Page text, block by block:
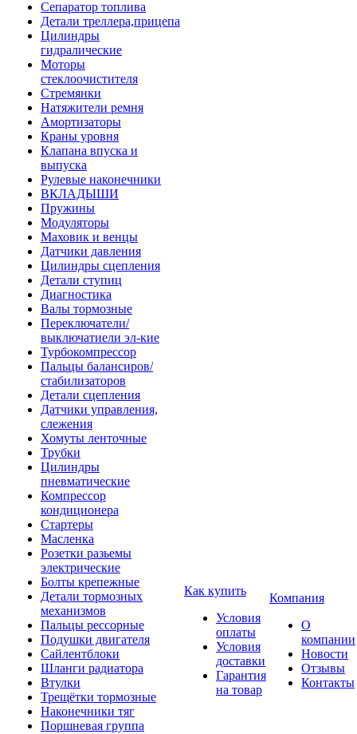
Сепаратор топлива
Детали треллера,прицепа
Цилиндры
гидралические
Моторы
стеклоочистителя
Стремянки
Натяжители ремня
Амортизаторы
Краны уровня
Клапана впуска и
выпуска
Рулевые наконечники
ВКЛАДЫШИ
Пружины
Модуляторы
Маховик и венцы
Датчики давления
Цилиндры сцепления
Детали ступиц
Диагностика
Валы тормозные
Переключатели/
выключатиели эл-кие
Турбокомпрессор
Пальцы балансиров/
стабилизаторов
Детали сцепления
Датчики управления,
слежения
Хомуты ленточные
Трубки
Цилиндры
пневматические
Компрессор
кондиционера
Стартеры
Масленка
Розетки разьемы
электрические
Болты крепежные
Детали тормозных
механизмов
Пальцы рессорные
Подушки двигателя
Сайлентблоки
Шланги радиатора
Втулки
Трещётки тормозные
Наконечники тяг
Поршневая группа
Как купить
Условия
оплаты
Условия
доставки
Гарантия
на товар
Компания
О
компании
Новости
Отзывы
Контакты